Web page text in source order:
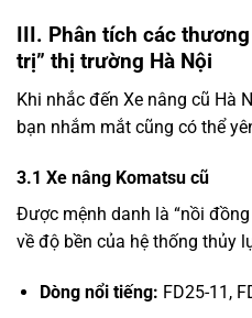
III. Phân tích các
trị” thị trường Hà Nội
Khi nhắc đến Xe nâng cũ Hà
bạn nhắm mắt cũng có thể
3.1 Xe nâng Komatsu cũ
Được mệnh danh là “nồi
về độ bền của hệ thống thủy
Dòng nổi tiếng: FD25-11,